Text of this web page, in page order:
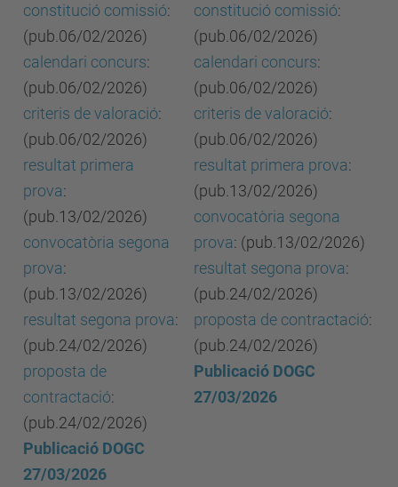
constitució comissió:
(pub.06/02/2026)
calendari concurs:
(pub.06/02/2026)
criteris de valoració:
(pub.06/02/2026)
resultat primera
prova:
(pub.13/02/2026)
convocatòria segona
prova:
(pub.13/02/2026)
resultat segona prova:
(pub.24/02/2026)
proposta de
contractació:
(pub.24/02/2026)
Publicació DOGC
27/03/2026
constitució comissió:
(pub.06/02/2026)
calendari concurs:
(pub.06/02/2026)
criteris de valoració:
(pub.06/02/2026)
resultat primera prova:
(pub.13/02/2026)
convocatòria segona
prova: (pub.13/02/2026)
resultat segona prova:
(pub.24/02/2026)
proposta de contractació:
(pub.24/02/2026)
Publicació DOGC
27/03/2026